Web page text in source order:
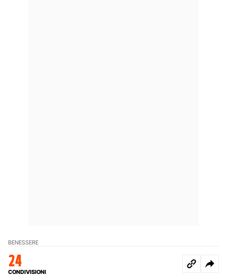
BENESSERE
24
CONDIVISIONI